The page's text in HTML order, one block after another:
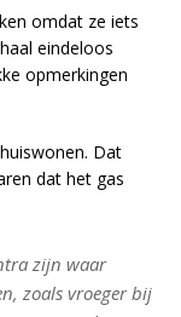
omdat ze iets
eindeloos
opmerkingen
Dat
dat het gas
zijn waar
zoals vroeger bij